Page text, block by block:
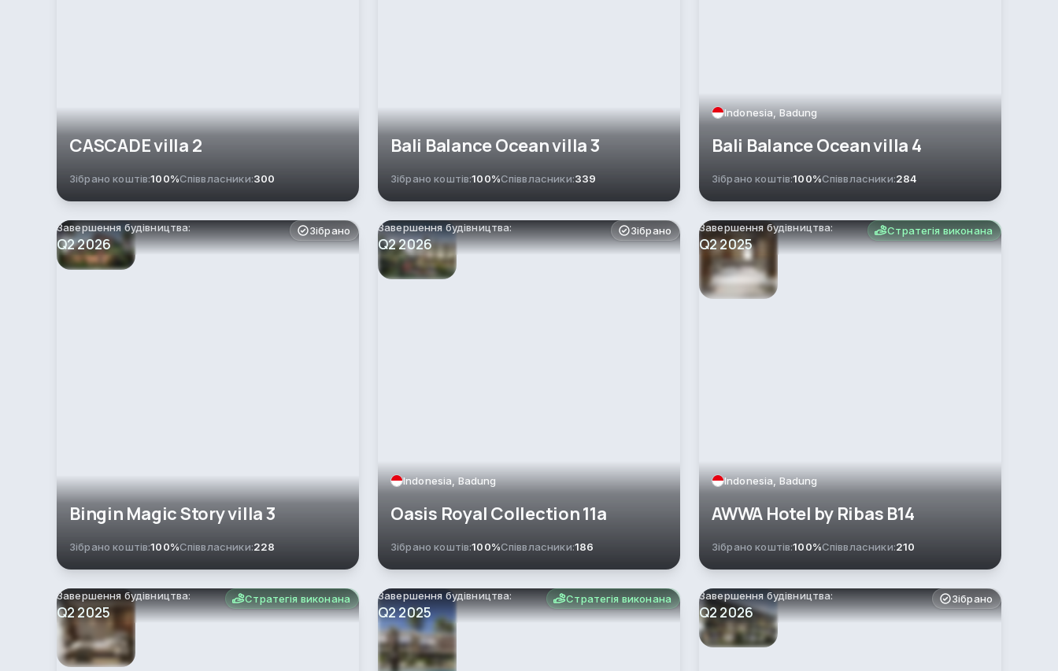
CASCADE villa 2
Зібрано коштів:100%Співвласники:300
Bali Balance Ocean villa 3
Зібрано коштів:100%Співвласники:339
Indonesia, Badung
Bali Balance Ocean villa 4
Зібрано коштів:100%Співвласники:284
Завершення будівництва:
Q2 2026
Зібрано
Bingin Magic Story villa 3
Зібрано коштів:100%Співвласники:228
Завершення будівництва:
Q2 2026
Зібрано
Indonesia, Badung
Oasis Royal Collection 11a
Зібрано коштів:100%Співвласники:186
Завершення будівництва:
Q2 2025
Стратегія виконана
Indonesia, Badung
AWWA Hotel by Ribas B14
Зібрано коштів:100%Співвласники:210
Завершення будівництва:
Q2 2025
Стратегія виконана Завершення будівництва:
Q2 2025
Стратегія виконана Завершення будівництва:
Q2 2026
Зібрано